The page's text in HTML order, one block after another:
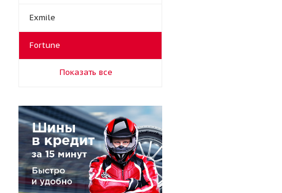
Exmile
Fortune
Показать все